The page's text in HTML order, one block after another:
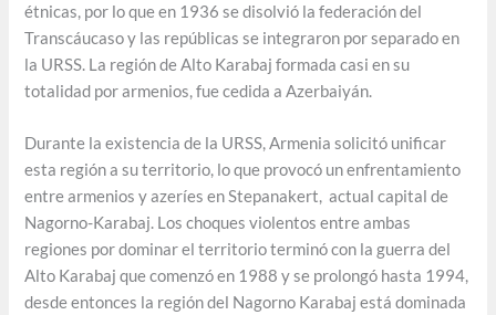
étnicas, por lo que en 1936 se disolvió la federación del
Transcáucaso y las repúblicas se integraron por separado en
la URSS. La región de Alto Karabaj formada casi en su
totalidad por armenios, fue cedida a Azerbaiyán.
Durante la existencia de la URSS, Armenia solicitó unificar
esta región a su territorio, lo que provocó un enfrentamiento
entre armenios y azeríes en Stepanakert, actual capital de
Nagorno-Karabaj. Los choques violentos entre ambas
regiones por dominar el territorio terminó con la guerra del
Alto Karabaj que comenzó en 1988 y se prolongó hasta 1994,
desde entonces la región del Nagorno Karabaj está dominada